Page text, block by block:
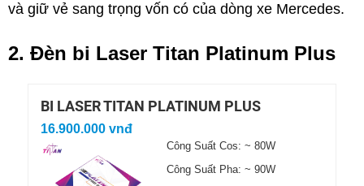
và giữ vẻ sang trọng vốn có của dòng xe Mercedes.
2. Đèn bi Laser Titan Platinum Plus
BI LASER TITAN PLATINUM PLUS
16.900.000 vnđ
Công Suất Cos: ~ 80W
Công Suất Pha: ~ 90W